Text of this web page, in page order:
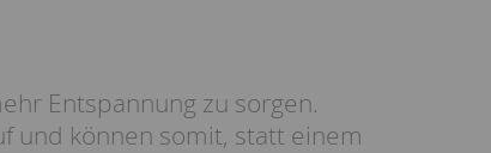
Entspannung zu sorgen.
und können somit, statt einem